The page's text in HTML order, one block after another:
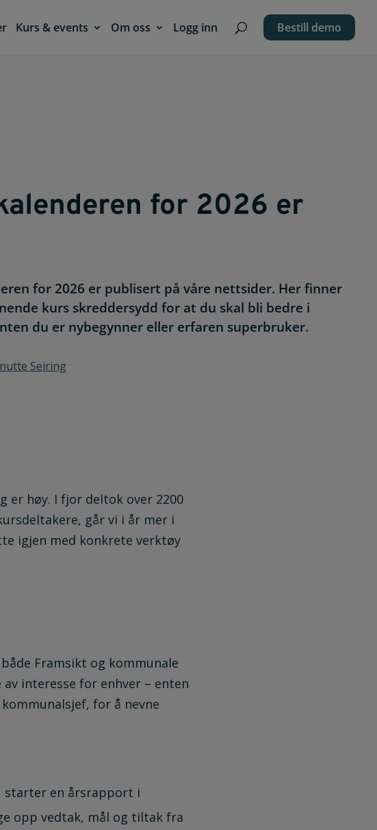
Kurs & events Om oss Logg inn Bestill demo
for 2026 er
for 2026 er publisert på våre nettsider. Her finner
kurs skreddersydd for at du skal bli bedre i
du er nybegynner eller erfaren superbruker.
Seiring
høy. I fjor deltok over 2200
går vi i år mer i
igjen med konkrete verktøy
Framsikt og kommunale
interesse for enhver – enten
for å nevne
starter en årsrapport i
opp vedtak, mål og tiltak fra